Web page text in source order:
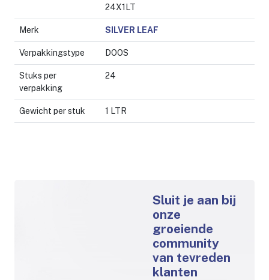
24X1LT
Merk SILVER LEAF
Verpakkingstype DOOS
Stuks per
verpakking
24
Gewicht per stuk 1 LTR
Sluit je aan bij
onze
groeiende
community
van tevreden
klanten